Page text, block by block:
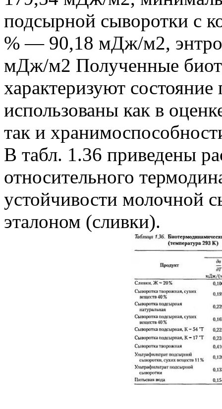
подсырной сыворотки с
% — 90,18 мДж/м2,
мДж/м2 Полученные
характеризуют
использованы как в
так и
В табл. 1.36 приведены
относительного
устойчивости молочной
эталоном (сливки).